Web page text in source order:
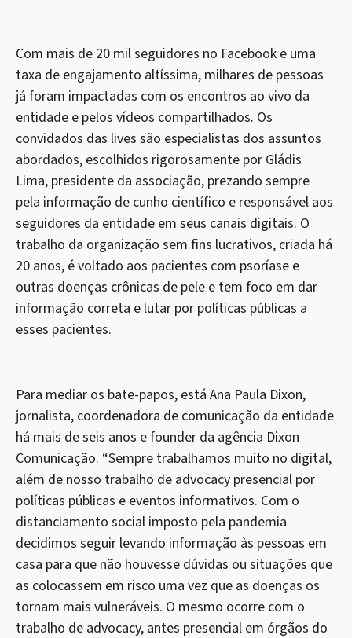
Com mais de 20 mil seguidores no Facebook e uma
taxa de engajamento altíssima, milhares de pessoas
já foram impactadas com os encontros ao vivo da
entidade e pelos vídeos compartilhados. Os
convidados das lives são especialistas dos assuntos
abordados, escolhidos rigorosamente por Gládis
Lima, presidente da associação, prezando sempre
pela informação de cunho científico e responsável aos
seguidores da entidade em seus canais digitais. O
trabalho da organização sem fins lucrativos, criada há
20 anos, é voltado aos pacientes com psoríase e
outras doenças crônicas de pele e tem foco em dar
informação correta e lutar por políticas públicas a
esses pacientes.
Para mediar os bate-papos, está Ana Paula Dixon,
jornalista, coordenadora de comunicação da entidade
há mais de seis anos e founder da agência Dixon
Comunicação. “Sempre trabalhamos muito no digital,
além de nosso trabalho de advocacy presencial por
políticas públicas e eventos informativos. Com o
distanciamento social imposto pela pandemia
decidimos seguir levando informação às pessoas em
casa para que não houvesse dúvidas ou situações que
as colocassem em risco uma vez que as doenças os
tornam mais vulneráveis. O mesmo ocorre com o
trabalho de advocacy, antes presencial em órgãos do